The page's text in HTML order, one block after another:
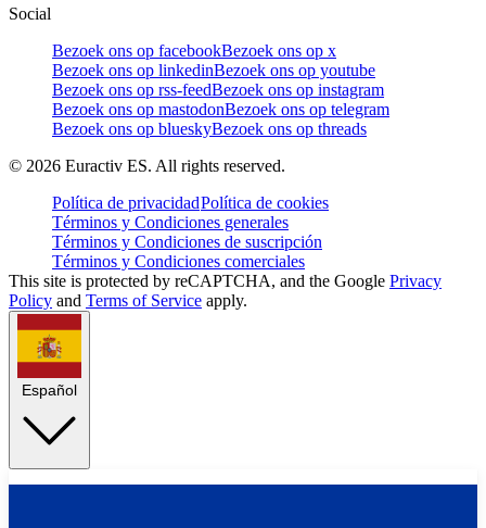
Social
Bezoek ons op facebookBezoek ons op x
Bezoek ons op linkedinBezoek ons op youtube
Bezoek ons op rss-feedBezoek ons op instagram
Bezoek ons op mastodonBezoek ons op telegram
Bezoek ons op blueskyBezoek ons op threads
© 2026 Euractiv ES. All rights reserved.
Política de privacidadPolítica de cookies
Términos y Condiciones generales
Términos y Condiciones de suscripción
Términos y Condiciones comerciales
This site is protected by reCAPTCHA, and the Google Privacy
Policy and Terms of Service apply.
Español